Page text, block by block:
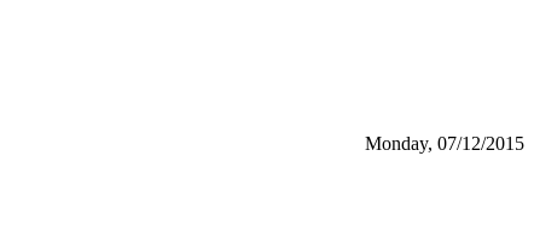
Monday, 07/12/2015